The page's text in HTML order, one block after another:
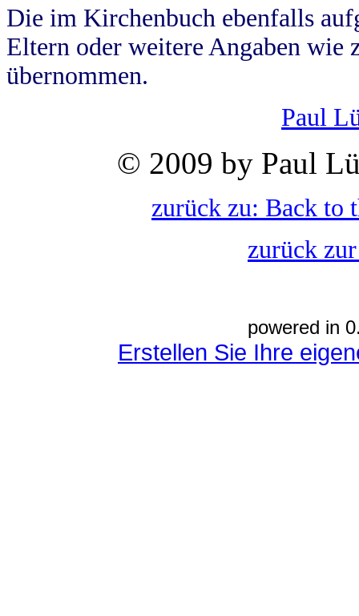
Die im Kirchenbuch ebenfalls
Eltern oder weitere Angaben wie
übernommen.
Paul
© 2009 by Paul
zurück zu: Back to
zurück
powered in
Erstellen Sie Ihre